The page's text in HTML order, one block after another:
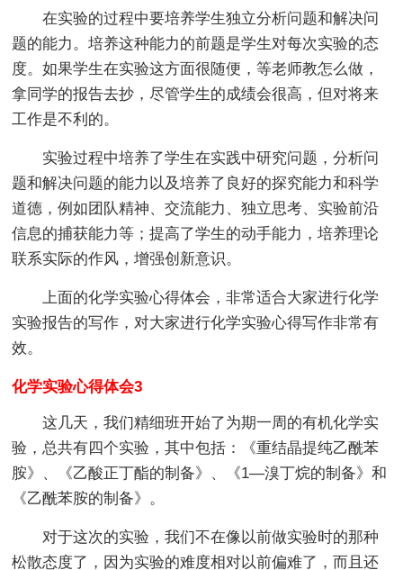
在实验的过程中要培养学生独立分析问题和解决问
题的能力。培养这种能力的前题是学生对每次实验的态
度。如果学生在实验这方面很随便，等老师教怎么做，
拿同学的报告去抄，尽管学生的成绩会很高，但对将来
工作是不利的。
实验过程中培养了学生在实践中研究问题，分析问
题和解决问题的能力以及培养了良好的探究能力和科学
道德，例如团队精神、交流能力、独立思考、实验前沿
信息的捕获能力等；提高了学生的动手能力，培养理论
联系实际的作风，增强创新意识。
上面的化学实验心得体会，非常适合大家进行化学
实验报告的写作，对大家进行化学实验心得写作非常有
效。
化学实验心得体会3
这几天，我们精细班开始了为期一周的有机化学实
验，总共有四个实验，其中包括：《重结晶提纯乙酰苯
胺》、《乙酸正丁酯的制备》、《1—溴丁烷的制备》和
《乙酰苯胺的制备》。
对于这次的实验，我们不在像以前做实验时的那种
松散态度了，因为实验的难度相对以前偏难了，而且还